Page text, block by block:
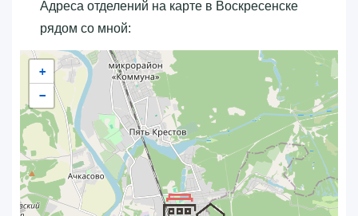
Адреса отделений на карте в Воскресенске
рядом со мной:
+
−